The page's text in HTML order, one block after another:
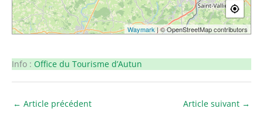
Waymark | © OpenStreetMap contributors
Info : Office du Tourisme d’Autun
← Article précédent Article suivant →